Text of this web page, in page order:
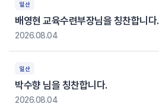
일산
배영현 교육수련부장님을 칭찬합니다.
2026.08.04
일산
박수향 님을 칭찬합니다.
2026.08.04